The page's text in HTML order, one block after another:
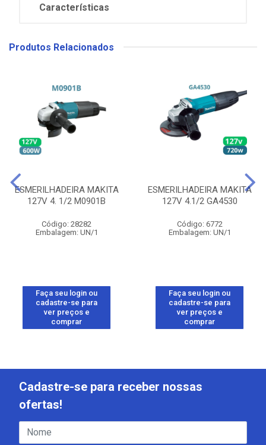
Características
Produtos Relacionados
ESMERILHADEIRA MAKITA
127V 4. 1/2 M0901B
Código: 28282
Embalagem: UN/1
Faça seu login ou
cadastre-se para
ver preços e
comprar
ESMERILHADEIRA MAKITA
127V 4.1/2 GA4530
Código: 6772
Embalagem: UN/1
Faça seu login ou
cadastre-se para
ver preços e
comprar
Cadastre-se para receber nossas
ofertas!